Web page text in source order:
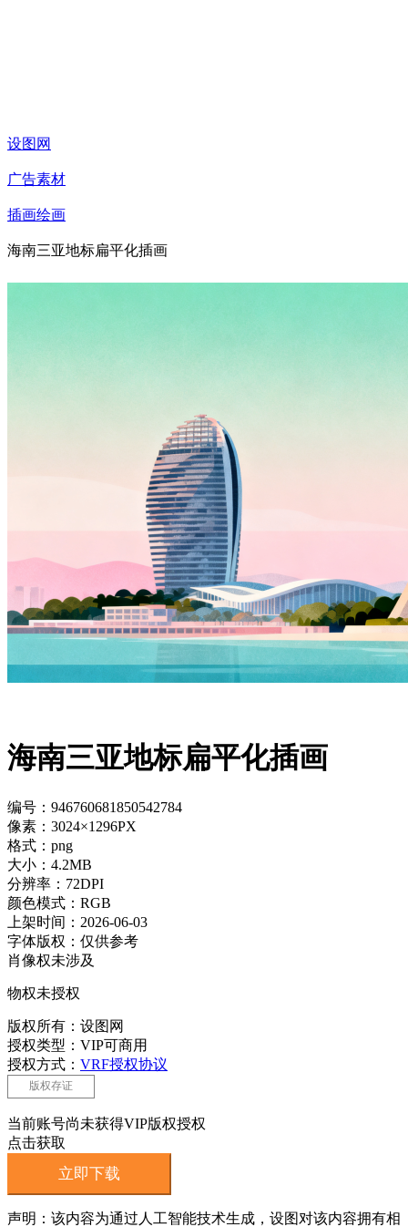
设图网
广告素材
插画绘画
海南三亚地标扁平化插画
海南三亚地标扁平化插画
编号：946760681850542784
像素：3024×1296PX
格式：png
大小：4.2MB
分辨率：72DPI
颜色模式：RGB
上架时间：2026-06-03
字体版权：仅供参考
肖像权未涉及
物权未授权
版权所有：设图网
授权类型：VIP可商用
授权方式： VRF授权协议
版权存证
当前账号尚未获得VIP版权授权
点击获取
立即下载
声明：该内容为通过人工智能技术生成，设图对该内容拥有相